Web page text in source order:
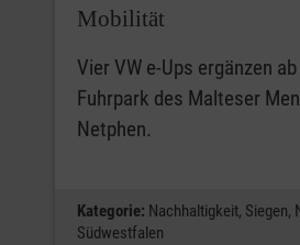
Mobilität
Vier VW e-Ups ergänzen
Fuhrpark des Malteser
Netphen.
Kategorie: Nachhaltigkeit, Siegen,
Südwestfalen